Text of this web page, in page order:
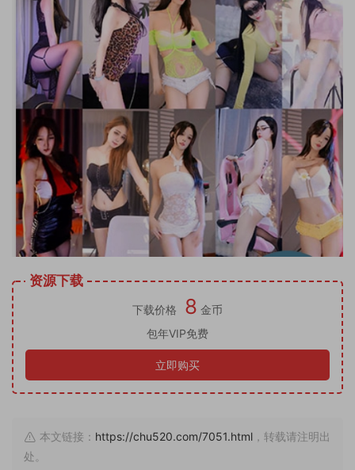
资源下载
下载价格 8 金币
包年VIP免费
立即购买
本文链接： https://chu520.com/7051.html ，转载请注明出
处。